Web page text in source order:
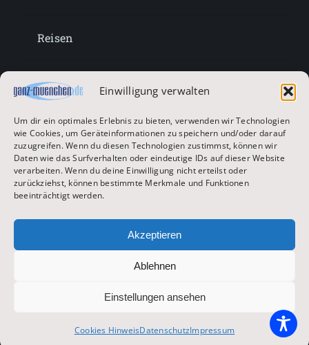
Einwilligung verwalten
Um dir ein optimales Erlebnis zu bieten, verwenden wir Technologien
wie Cookies, um Geräteinformationen zu speichern und/oder darauf
zuzugreifen. Wenn du diesen Technologien zustimmst, können wir
Daten wie das Surfverhalten oder eindeutige IDs auf dieser Website
verarbeiten. Wenn du deine Einwilligung nicht erteilst oder
zurückziehst, können bestimmte Merkmale und Funktionen
beeinträchtigt werden.
Akzeptieren
Ablehnen
Einstellungen ansehen
Cookies HinweisDatenschutzImpressum
Reisen
Lifestyle
Entertainment
Oktoberfest & Volksfeste
Zur Hauptseite